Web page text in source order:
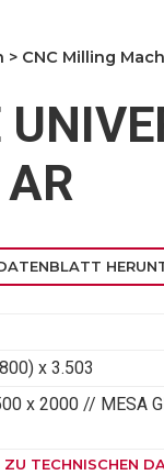
> CNC Milling
x 3.503
x 2000 // MESA
ZU TECHNISCHEN